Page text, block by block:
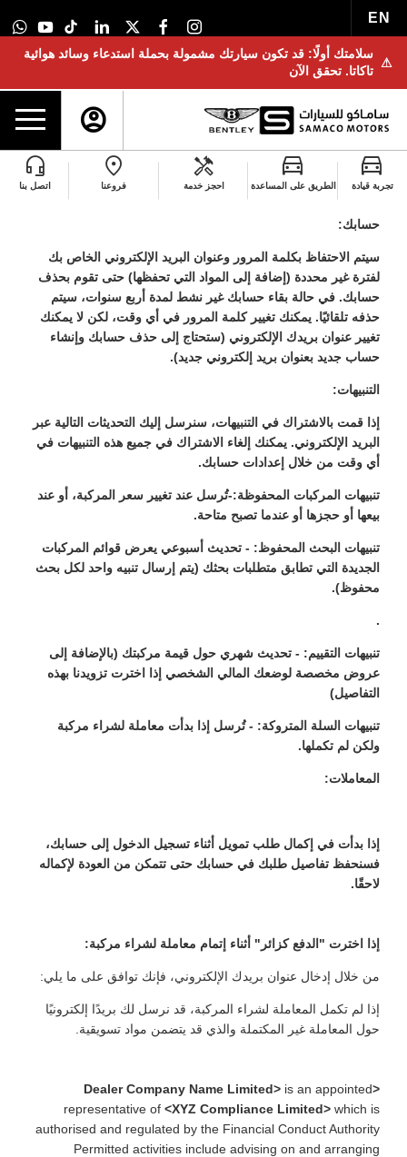
EN
⚠
سلامتك أولًا: قد تكون سيارتك مشمولة بحملة استدعاء وسائد هوائية
تاكاتا. تحقق الآن
تجربة قيادة الطريق على المساعدة احجز خدمة فروعنا اتصل بنا إذا قمت بإنشاء حساب:
حسابك:
سيتم الاحتفاظ بكلمة المرور وعنوان البريد الإلكتروني الخاص بك
لفترة غير محددة (إضافة إلى المواد التي تحفظها) حتى تقوم بحذف
حسابك. في حالة بقاء حسابك غير نشط لمدة أربع سنوات، سيتم
حذفه تلقائيًا. يمكنك تغيير كلمة المرور في أي وقت، لكن لا يمكنك
تغيير عنوان بريدك الإلكتروني (ستحتاج إلى حذف حسابك وإنشاء
حساب جديد بعنوان بريد إلكتروني جديد).
التنبيهات:
إذا قمت بالاشتراك في التنبيهات، سنرسل إليك التحديثات التالية عبر
البريد الإلكتروني. يمكنك إلغاء الاشتراك في جميع هذه التنبيهات في
أي وقت من خلال إعدادات حسابك.
تنبيهات المركبات المحفوظة:-تُرسل عند تغيير سعر المركبة، أو عند
بيعها أو حجزها أو عندما تصبح متاحة.
تنبيهات البحث المحفوظ: - تحديث أسبوعي يعرض قوائم المركبات
الجديدة التي تطابق متطلبات بحثك (يتم إرسال تنبيه واحد لكل بحث
محفوظ).
.
تنبيهات التقييم: - تحديث شهري حول قيمة مركبتك (بالإضافة إلى
عروض مخصصة لوضعك المالي الشخصي إذا اخترت تزويدنا بهذه
التفاصيل)
تنبيهات السلة المتروكة: - تُرسل إذا بدأت معاملة لشراء مركبة
ولكن لم تكملها.
المعاملات:
إذا بدأت في إكمال طلب تمويل أثناء تسجيل الدخول إلى حسابك،
فسنحفظ تفاصيل طلبك في حسابك حتى تتمكن من العودة لإكماله
لاحقًا.
إذا اخترت "الدفع كزائر" أثناء إتمام معاملة لشراء مركبة:
من خلال إدخال عنوان بريدك الإلكتروني، فإنك توافق على ما يلي:
إذا لم تكمل المعاملة لشراء المركبة، قد نرسل لك بريدًا إلكترونيًا
حول المعاملة غير المكتملة والذي قد يتضمن مواد تسويقية.
<Dealer Company Name Limited>
is an appointed
representative of <XYZ Compliance Limited> which is
authorised and regulated by the Financial Conduct Authority
Permitted activities include advising on and arranging